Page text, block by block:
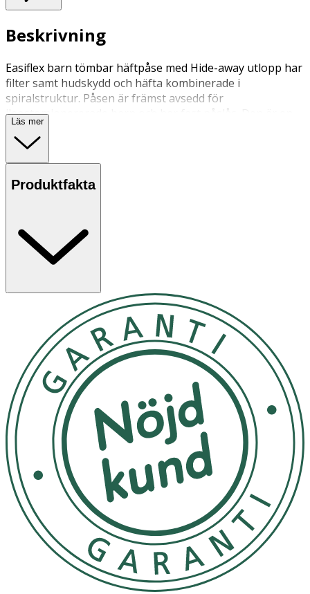
Beskrivning
Easiflex barn tömbar häftpåse med Hide-away utlopp har
filter samt hudskydd och häfta kombinerade i
spiralstruktur. Påsen är främst avsedd för
ileostomiopererade barn och har fast påslås. Den är en
del i ett självhäftande 2-delssystem och klistras på en
basplatta. Den kan bytas medan plattan sitter kvar på
huden. Påsen kan bara användas med Easiflex barn
Läs mer
Produktfakta